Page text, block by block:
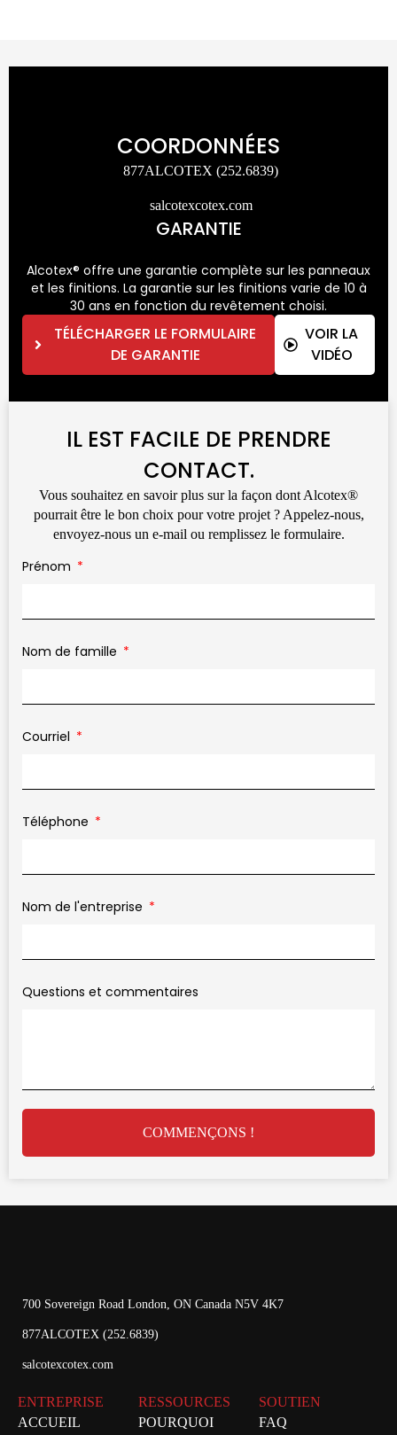
COORDONNÉES
877ALCOTEX (252.6839)
salcotexcotex.com
GARANTIE
Alcotex® offre une garantie complète sur les panneaux
et les finitions. La garantie sur les finitions varie de 10 à
30 ans en fonction du revêtement choisi.
TÉLÉCHARGER LE FORMULAIRE
DE GARANTIE
VOIR LA
VIDÉO
IL EST FACILE DE PRENDRE
CONTACT.
Vous souhaitez en savoir plus sur la façon dont Alcotex®
pourrait être le bon choix pour votre projet ? Appelez-nous,
envoyez-nous un e-mail ou remplissez le formulaire.
Prénom
Nom de famille
Courriel
Téléphone
Nom de l'entreprise
Questions et commentaires
COMMENÇONS !
700 Sovereign Road London, ON Canada N5V 4K7
877ALCOTEX (252.6839)
salcotexcotex.com
ENTREPRISE
ACCUEIL
RESSOURCES
POURQUOI
SOUTIEN
FAQ